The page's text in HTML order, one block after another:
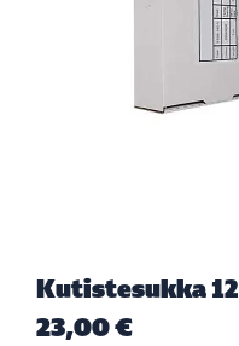
Kutistesukka
23,00 €